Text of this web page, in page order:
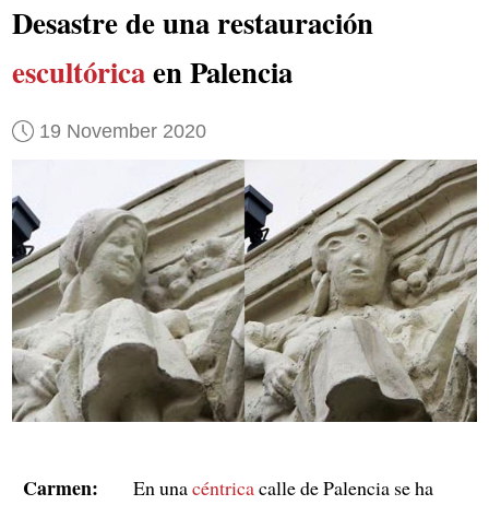
Desastre de una restauración
escultóricaen Palencia
19 November 2020
Carmen: En unacéntricacalle de Palencia se ha